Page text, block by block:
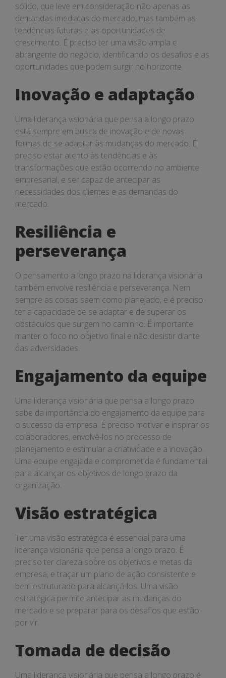
sólido, que leve em consideração não apenas as
demandas imediatas do mercado, mas também as
tendências futuras e as oportunidades de
crescimento. É preciso ter uma visão ampla e
abrangente do negócio, identificando os desafios e as
oportunidades que podem surgir no horizonte.
Inovação e adaptação
Uma liderança visionária que pensa a longo prazo
está sempre em busca de inovação e de novas
formas de se adaptar às mudanças do mercado. É
preciso estar atento às tendências e às
transformações que estão ocorrendo no ambiente
empresarial, e ser capaz de antecipar as
necessidades dos clientes e as demandas do
mercado.
Resiliência e
perseverança
O pensamento a longo prazo na liderança visionária
também envolve resiliência e perseverança. Nem
sempre as coisas saem como planejado, e é preciso
ter a capacidade de se adaptar e de superar os
obstáculos que surgem no caminho. É importante
manter o foco no objetivo final e não desistir diante
das adversidades.
Engajamento da equipe
Uma liderança visionária que pensa a longo prazo
sabe da importância do engajamento da equipe para
o sucesso da empresa. É preciso motivar e inspirar os
colaboradores, envolvê-los no processo de
planejamento e estimular a criatividade e a inovação.
Uma equipe engajada e comprometida é fundamental
para alcançar os objetivos de longo prazo da
organização.
Visão estratégica
Ter uma visão estratégica é essencial para uma
liderança visionária que pensa a longo prazo. É
preciso ter clareza sobre os objetivos e metas da
empresa, e traçar um plano de ação consistente e
bem estruturado para alcançá-los. Uma visão
estratégica permite antecipar as mudanças do
mercado e se preparar para os desafios que estão
por vir.
Tomada de decisão
Uma liderança visionária que pensa a longo prazo é